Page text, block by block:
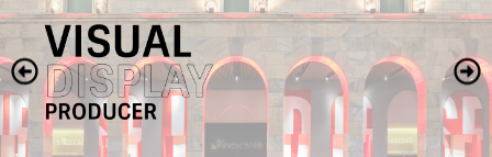
HOME
DIETRO LE